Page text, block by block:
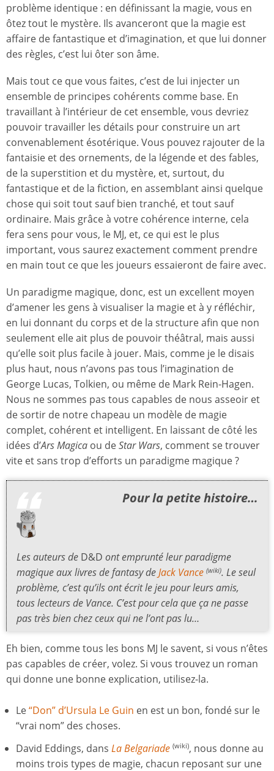
problème identique : en définissant la magie, vous en
ôtez tout le mystère. Ils avanceront que la magie est
affaire de fantastique et d’imagination, et que lui donner
des règles, c’est lui ôter son âme.
Mais tout ce que vous faites, c’est de lui injecter un
ensemble de principes cohérents comme base. En
travaillant à l’intérieur de cet ensemble, vous devriez
pouvoir travailler les détails pour construire un art
convenablement ésotérique. Vous pouvez rajouter de la
fantaisie et des ornements, de la légende et des fables,
de la superstition et du mystère, et, surtout, du
fantastique et de la fiction, en assemblant ainsi quelque
chose qui soit tout sauf bien tranché, et tout sauf
ordinaire. Mais grâce à votre cohérence interne, cela
fera sens pour vous, le MJ, et, ce qui est le plus
important, vous saurez exactement comment prendre
en main tout ce que les joueurs essaieront de faire avec.
Un paradigme magique, donc, est un excellent moyen
d’amener les gens à visualiser la magie et à y réfléchir,
en lui donnant du corps et de la structure afin que non
seulement elle ait plus de pouvoir théâtral, mais aussi
qu’elle soit plus facile à jouer. Mais, comme je le disais
plus haut, nous n’avons pas tous l’imagination de
George Lucas, Tolkien, ou même de Mark Rein-Hagen.
Nous ne sommes pas tous capables de nous asseoir et
de sortir de notre chapeau un modèle de magie
complet, cohérent et intelligent. En laissant de côté les
idées d’Ars Magica ou deStar Wars, comment se trouver
vite et sans trop d’efforts un paradigme magique ?
Pour la petite histoire…
Les auteurs de D&D ont emprunté leur paradigme
magique aux livres de fantasy deJack Vance (wiki). Le seul
problème, c’est qu’ils ont écrit le jeu pour leurs amis,
tous lecteurs de Vance. C’est pour cela que ça ne passe
pas très bien chez ceux qui ne l’ont pas lu…
Eh bien, comme tous les bons MJ le savent, si vous n’êtes
pas capables de créer, volez. Si vous trouvez un roman
qui donne une bonne explication, utilisez-la.
Le“Don” d’Ursula Le Guin en est un bon, fondé sur le
“vrai nom” des choses.
David Eddings, dans La Belgariade (wiki), nous donne au
moins trois types de magie, chacun reposant sur une